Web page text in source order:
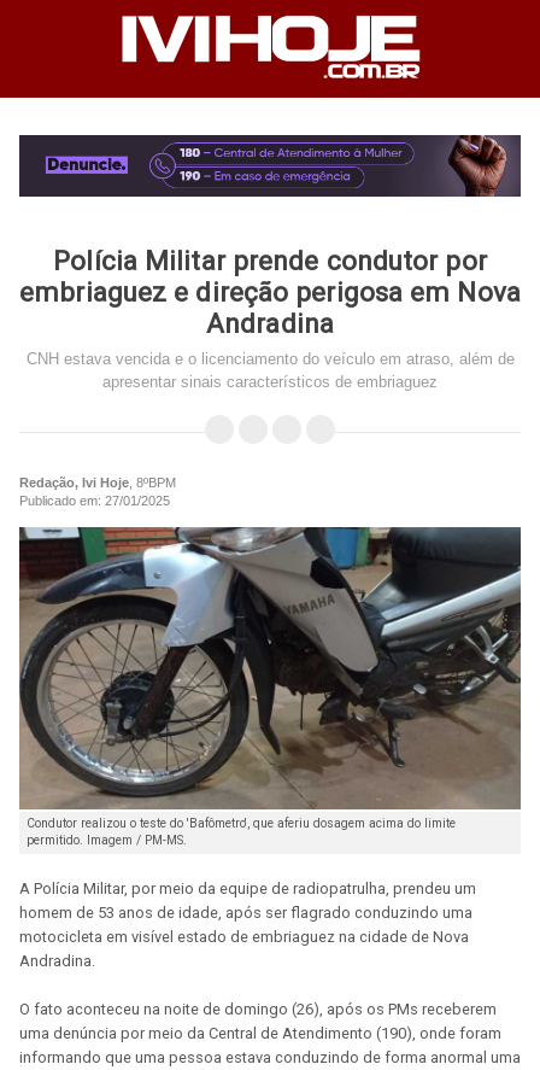
Polícia Militar prende condutor por
embriaguez e direção perigosa em Nova
Andradina
CNH estava vencida e o licenciamento do veículo em atraso, além de
apresentar sinais característicos de embriaguez
Redação, Ivi Hoje , 8ºBPM
Publicado em: 27/01/2025
Condutor realizou o teste do 'Bafômetro', que aferiu dosagem acima do limite
permitido. Imagem / PM-MS.
A Polícia Militar, por meio da equipe de radiopatrulha, prendeu um
homem de 53 anos de idade, após ser flagrado conduzindo uma
motocicleta em visível estado de embriaguez na cidade de Nova
Andradina.
O fato aconteceu na noite de domingo (26), após os PMs receberem
uma denúncia por meio da Central de Atendimento (190), onde foram
informando que uma pessoa estava conduzindo de forma anormal uma